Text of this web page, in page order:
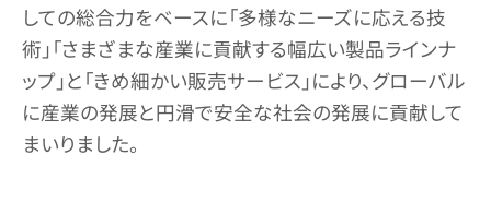
しての総合力をベースに「多様なニーズに応える技
術」「さまざまな産業に貢献する幅広い製品ラインナ
ップ」と「きめ細かい販売サービス」により、グローバル
に産業の発展と円滑で安全な社会の発展に貢献して
まいりました。